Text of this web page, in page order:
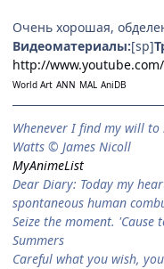
Очень хорошая,
Видеоматериалы:[sp]
http://
World Art ANN MAL AniDB
When­ever I find my will
Watts © James Nicoll
MyAnimeList
Dear Diary: Today my
spontaneous human
Seize the moment.
Summers
Careful what you wish,